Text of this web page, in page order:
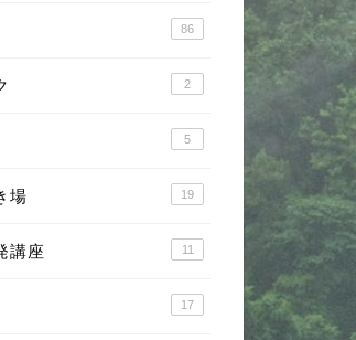
86
2
5
場 19
講座 11
17